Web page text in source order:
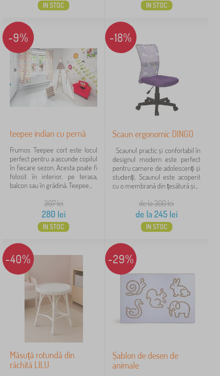
IN STOC IN STOC
-9%
teepee indian cu pernă
Frumos Teepee cort este locul
perfect pentru a ascunde copilul
în fiecare sezon. Acesta poate fi
folosit în interior, pe terasa,
balcon sau în grădină. Teepee...
307lei
280 lei
IN STOC
-18%
Scaun ergonomic DINGO
Scaunul practic și confortabil în
designul modern este perfect
pentru camere de adolescenți și
studenți. Scaunul este acoperit
cu o membrană din țesătură și...
de la 300lei
de la245lei
IN STOC
-40%
Măsuță rotundă din
răchită LILU
-29%
Șablon de desen de
animale